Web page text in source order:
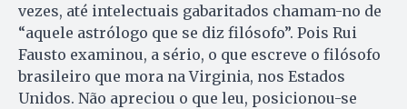
vezes, até intelectuais gabaritados chamam-no de
“aquele astrólogo que se diz filósofo”. Pois Rui
Fausto examinou, a sério, o que escreve o filósofo
brasileiro que mora na Virginia, nos Estados
Unidos. Não apreciou o que leu, posicionou-se